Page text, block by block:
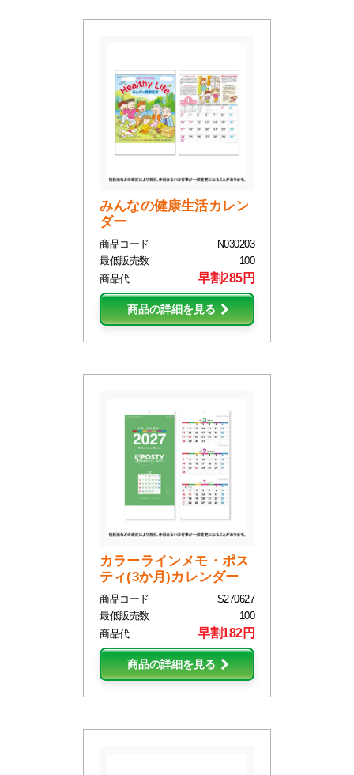
みんなの健康生活カレン
ダー
商品コード
N030203
最低販売数
100
商品代
早割285円
商品の詳細を見る
カラーラインメモ・ポス
ティ(3か月)カレンダー
商品コード
S270627
最低販売数
100
商品代
早割182円
商品の詳細を見る